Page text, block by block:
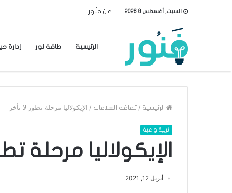
السبت, أغسطس 8 2026 عن فَنُور
الرئيسية
طاقة نور إدارة
الرئيسية / ثقافة العلاقات / الإيكولاليا مرحلة تطور لا تأخر
تربية واعية
الإيكولاليا مرحلة
أبريل 12, 2021